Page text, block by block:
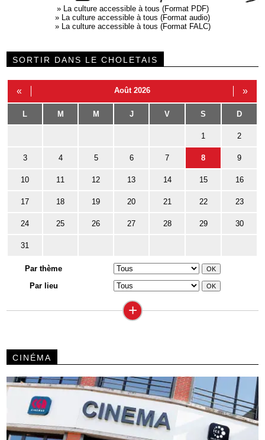
» La culture accessible à tous (Format PDF)
» La culture accessible à tous (Format audio)
» La culture accessible à tous (Format FALC)
SORTIR DANS LE CHOLETAIS
« Août 2026 »
L M M J V S D
1 2
3 4 5 6 7 8 9
10 11 12 13 14 15 16
17 18 19 20 21 22 23
24 25 26 27 28 29 30
31
Par thème
Par lieu
+
CINÉMA